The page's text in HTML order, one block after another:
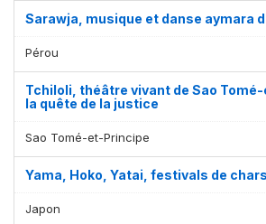
Sarawja, musique et danse aymara
Pérou
Tchiloli, théâtre vivant de Sao
la quête de la justice
Sao Tomé-et-Principe
Yama, Hoko, Yatai, festivals de
Japon